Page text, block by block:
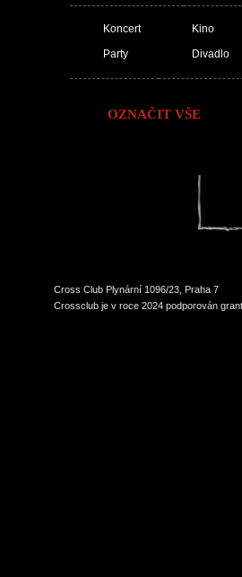
Koncert
Party
Kino
Divadlo
OZNAČIT VŠE
Cross Club Plynární 1096/23, Praha 7
Crossclub je v roce 2024 podporován